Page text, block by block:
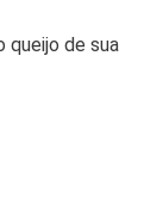
queijo de sua